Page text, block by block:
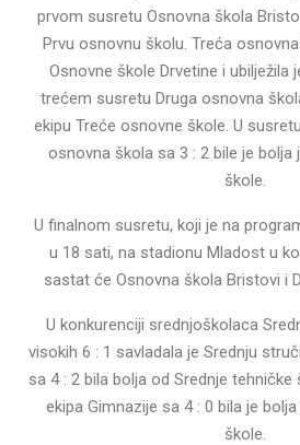
prvom susretu Osnovna škola
Prvu osnovnu školu. Treća
Osnovne škole Drvetine i ubilježila
trećem susretu Druga osnovna
ekipu Treće osnovne škole. U
osnovna škola sa 3 : 2 bile je bolja
škole.
U finalnom susretu, koji je na
u 18 sati, na stadionu Mladost u
sastat će Osnovna škola Bristovi i
U konkurenciji srednjoškolaca
visokih 6 : 1 savladala je Srednju
sa 4 : 2 bila bolja od Srednje
ekipa Gimnazije sa 4 : 0 bila je
škole.